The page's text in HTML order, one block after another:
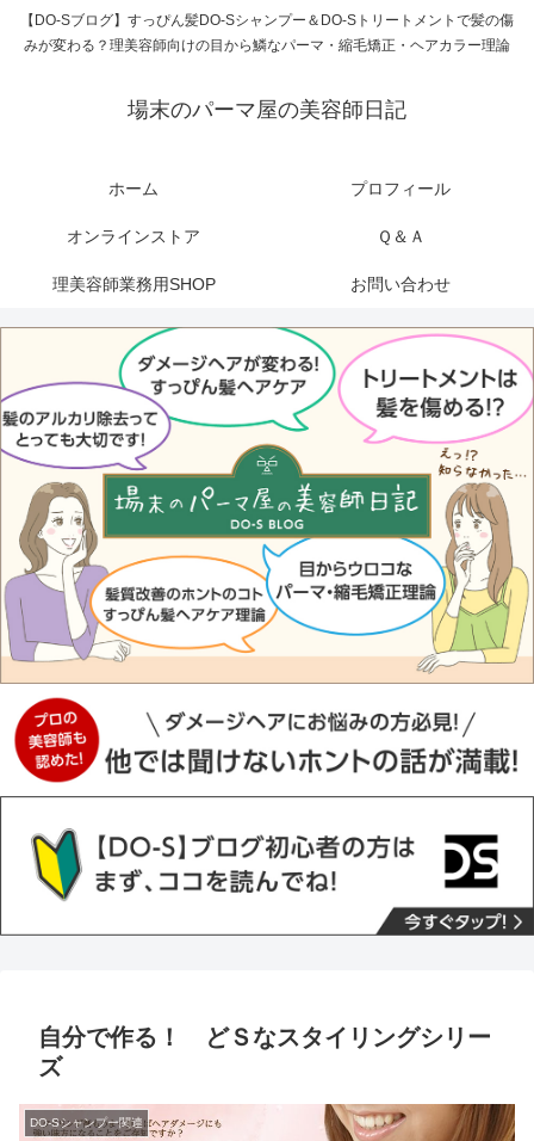
【DO-Sブログ】すっぴん髪DO-Sシャンプー＆DO-Sトリートメントで髪の傷
みが変わる？理美容師向けの目から鱗なパーマ・縮毛矯正・ヘアカラー理論
場末のパーマ屋の美容師日記
ホーム プロフィール
オンラインストア Ｑ＆Ａ
理美容師業務用SHOP お問い合わせ
自分で作る！ どＳなスタイリングシリー
ズ
DO-Sシャンプー関連